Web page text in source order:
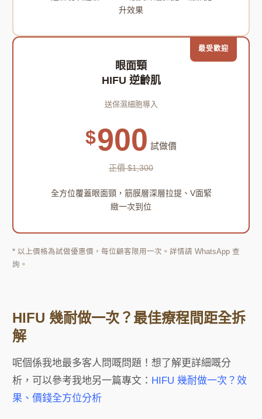
升效果
最受歡迎
眼面頸
HIFU 逆齡肌
送保濕細胞導入
$900 試做價
正價 $1,300
全方位覆蓋眼面頸，筋膜層深層拉提、V面緊
緻一次到位
* 以上價格為試做優惠價，每位顧客限用一次。詳情請 WhatsApp 查
詢。
HIFU 幾耐做一次？最佳療程間距全拆
解
呢個係我地最多客人問嘅問題！想了解更詳細嘅分
析，可以參考我地另一篇專文： HIFU 幾耐做一次？效
果、價錢全方位分析